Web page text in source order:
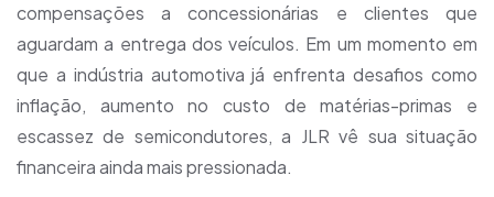
compensações a concessionárias e clientes que
aguardam a entrega dos veículos. Em um momento em
que a indústria automotiva já enfrenta desafios como
inflação, aumento no custo de matérias-primas e
escassez de semicondutores, a JLR vê sua situação
financeira ainda mais pressionada.